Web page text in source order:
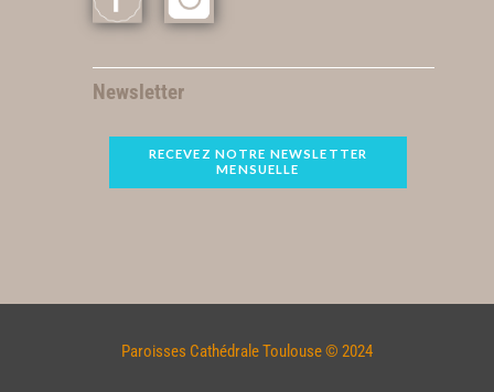
Newsletter
RECEVEZ NOTRE NEWSLETTER
MENSUELLE
Paroisses Cathédrale Toulouse © 2024